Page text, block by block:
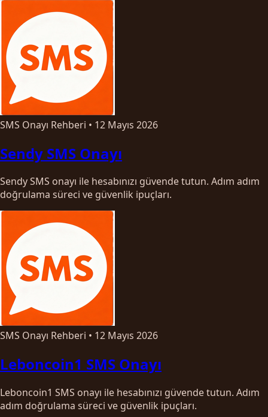
SMS Onayı Rehberi • 12 Mayıs 2026
Sendy SMS Onayı
Sendy SMS onayı ile hesabınızı güvende tutun. Adım adım
doğrulama süreci ve güvenlik ipuçları.
SMS Onayı Rehberi • 12 Mayıs 2026
Leboncoin1 SMS Onayı
Leboncoin1 SMS onayı ile hesabınızı güvende tutun. Adım
adım doğrulama süreci ve güvenlik ipuçları.